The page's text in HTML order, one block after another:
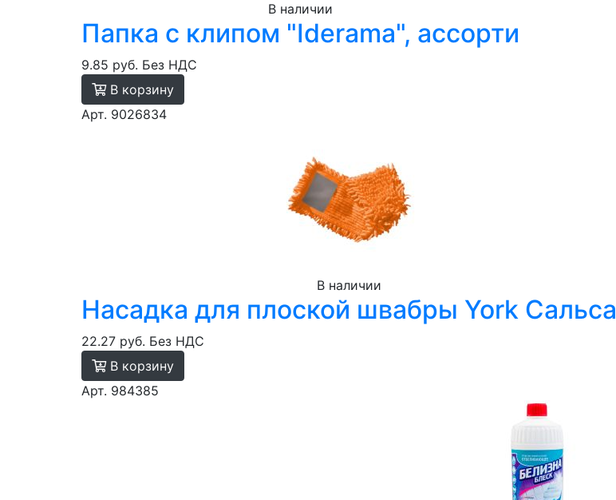
В наличии
Папка с клипом "Iderama", ассорти
9.85 руб. Без НДС
В корзину
Арт. 9026834
В наличии
Насадка для плоской швабры York Сальса
22.27 руб. Без НДС
В корзину
Арт. 984385